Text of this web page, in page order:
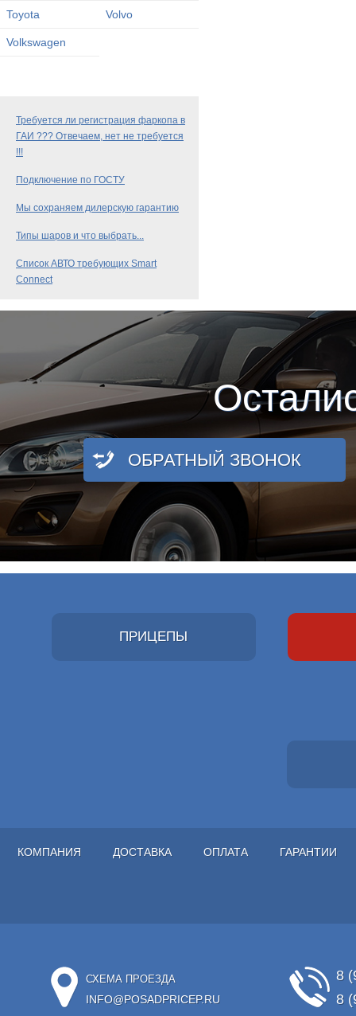
Toyota Volvo
Volkswagen
Требуется ли регистрация фаркопа в
ГАИ ??? Отвечаем, нет не требуется
!!!
Подключение по ГОСТУ
Мы сохраняем дилерскую гарантию
Типы шаров и что выбрать...
Список АВТО требующих Smart
Connect
ОБРАТНЫЙ ЗВОНОК
ПРИЦЕПЫ
КОМПАНИЯ ДОСТАВКА ОПЛАТА ГАРАНТИИ
СХЕМА ПРОЕЗДА
INFO@POSADPRICEP.RU
8
8